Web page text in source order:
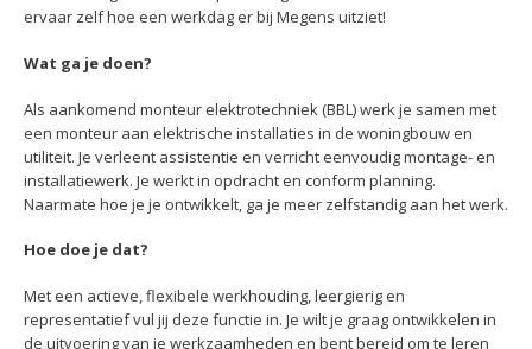
ervaar zelf hoe een werkdag er bij Megens uitziet!
Wat ga je doen?
Als aankomend monteur elektrotechniek (BBL) werk je samen met
een monteur aan elektrische installaties in de woningbouw en
utiliteit. Je verleent assistentie en verricht eenvoudig montage- en
installatiewerk. Je werkt in opdracht en conform planning.
Naarmate hoe je je ontwikkelt, ga je meer zelfstandig aan het werk.
Hoe doe je dat?
Met een actieve, flexibele werkhouding, leergierig en
representatief vul jij deze functie in. Je wilt je graag ontwikkelen in
de uitvoering van je werkzaamheden en bent bereid om te leren